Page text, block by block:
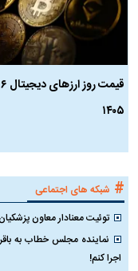
۱۴۰۵
# شبکه های اجتماعی
توئیت معنادار معاون
نماینده مجلس خطاب به
اجرا کنم!